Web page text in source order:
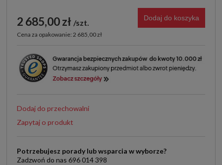
2 685,00 zł szt.
Cena za opakowanie: 2 685,00 zł
Dodaj do koszyka
Dodaj do przechowalni
Zapytaj o produkt
Potrzebujesz porady lub wsparcia w wyborze?
Zadzwoń do nas 696 014 398